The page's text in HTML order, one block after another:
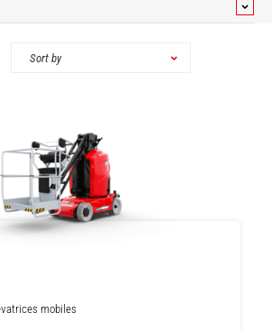
Chargeuses
compactes sur
chenilles
Sort by
mobiles